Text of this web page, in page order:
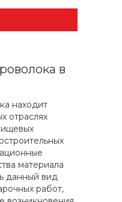
в
находит
отраслях
материала
данный вид
работ,